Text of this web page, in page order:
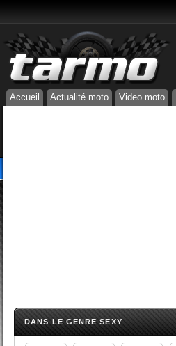
Accueil Actualité moto Video moto
DANS LE GENRE SEXY